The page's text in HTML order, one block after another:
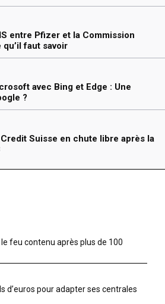
entre Pfizer et la Commission
faut savoir
avec Bing et Edge : Une
?
Suisse en chute libre après la
feu contenu après plus de 100
d’euros pour adapter ses centrales